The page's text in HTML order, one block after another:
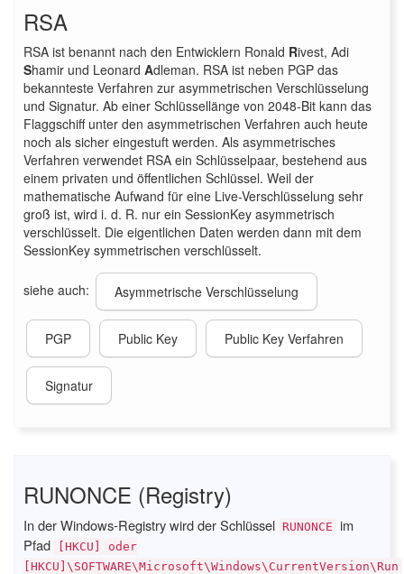
RSA
RSA ist benannt nach den Entwicklern Ronald Rivest, Adi
Shamir und Leonard Adleman. RSA ist neben PGP das
bekannteste Verfahren zur asymmetrischen Verschlüsselung
und Signatur. Ab einer Schlüssellänge von 2048-Bit kann das
Flaggschiff unter den asymmetrischen Verfahren auch heute
noch als sicher eingestuft werden. Als asymmetrisches
Verfahren verwendet RSA ein Schlüsselpaar, bestehend aus
einem privaten und öffentlichen Schlüssel. Weil der
mathematische Aufwand für eine Live-Verschlüsselung sehr
groß ist, wird i. d. R. nur ein SessionKey asymmetrisch
verschlüsselt. Die eigentlichen Daten werden dann mit dem
SessionKey symmetrischen verschlüsselt.
siehe auch: Asymmetrische Verschlüsselung
PGP Public Key Public Key Verfahren
Signatur
RUNONCE (Registry)
In der Windows-Registry wird der Schlüssel RUNONCE im
Pfad
[HKCU] oder
[HKCU]\SOFTWARE\Microsoft\Windows\CurrentVersion\Run